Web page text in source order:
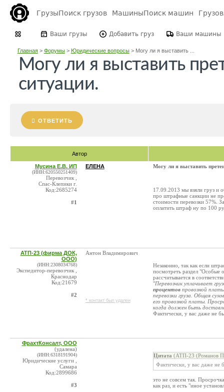
ГрузыПоиск грузов МашиныПоиск машин
Ваши грузы Добавить груз Ваши машины
Главная> Форумы> Юридические вопросы> Могу ли я выставить ...
Могу ли я выставить
ситуации.
ОТВЕТИТЬ
Автор
Мусина Е.В. ИП
(ИНН:620550251409)
Перевозчик ,
Спас-Клепики г.
Код:2685274
#1
ЕЛЕНА Могу ли я выставить
17.09.2013 мы взяли груз и
про штрафные санкции не
стоимости перевозки 57%.
оплатить штраф ну по 100
АТП-23 (фирма ДОК,
ООО)
(ИНН:2308034768)
Экспедитор-перевозчик ,
Краснодар
Код:21679
#2
Антон Владимирович
* контакт был удален
Незаконно, так как если
посмотреть раздел "Особые
рассчитывается в
"Перевозчик уплачивает
процентов провозной
перевозки груза. Общая
его провозной платы.
когда должен быть
Фактически, у вас даже не
ФрахтКонсалт, ООО
(удалена)
(ИНН:6318191904)
Юридические услуги ,
Самара
Код:2899686
#3
Цитата (АТП-23 (Романов
Фактически, у вас даже не
это не совсем так.
как раз, и есть "иное